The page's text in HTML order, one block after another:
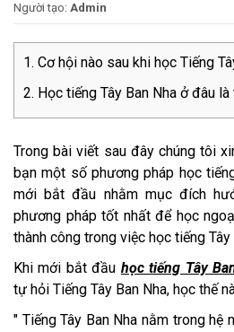
Người tạo: Admin
Cơ hội nào sau khi học Tiếng
Học tiếng Tây Ban Nha ở đâu là
Trong bài viết sau đây chúng tôi
bạn một số phương pháp học
mới bắt đầu nhằm mục đích
phương pháp tốt nhất để học
thành công trong việc học tiếng Tây
Khi mới bắt đầu học tiếng Tây
tự hỏi Tiếng Tây Ban Nha, học thế
" Tiếng Tây Ban Nha nằm trong hệ